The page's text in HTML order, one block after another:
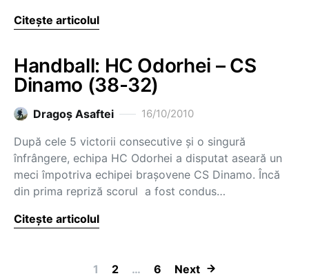
Citește articolul
Handball: HC Odorhei – CS
Dinamo (38-32)
Dragoş Asaftei 16/10/2010
După cele 5 victorii consecutive şi o singură
înfrângere, echipa HC Odorhei a disputat aseară un
meci împotriva echipei braşovene CS Dinamo. Încă
din prima repriză scorul a fost condus…
Citește articolul
1 2 … 6 Next